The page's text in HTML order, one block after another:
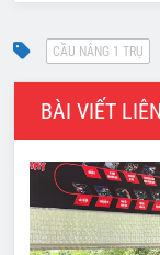
BÀI VIẾT